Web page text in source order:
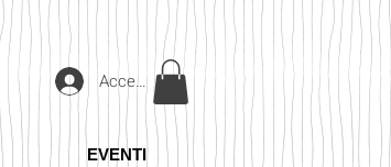
Accedi
EVENTI